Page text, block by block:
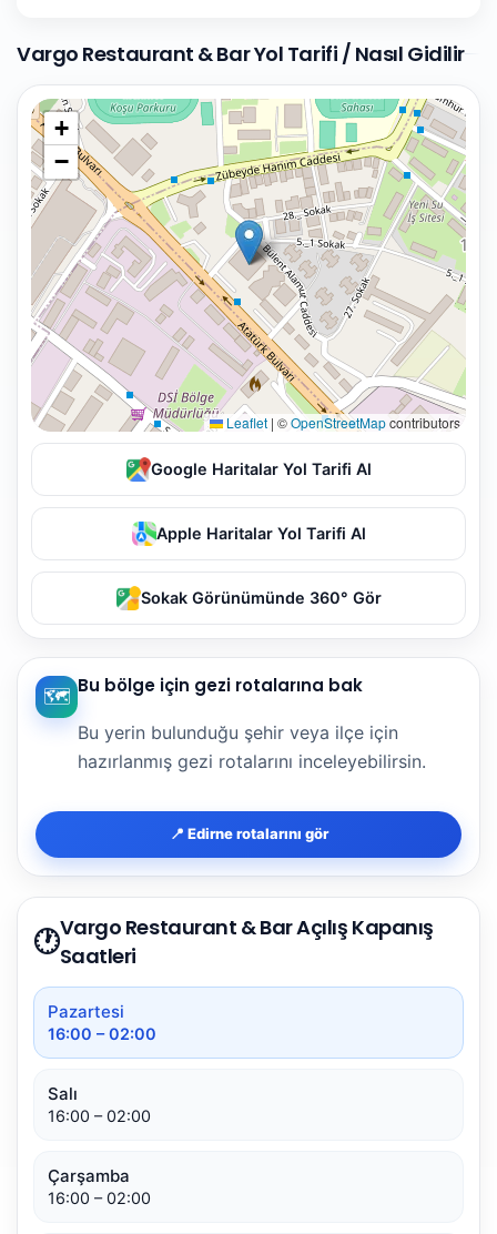
Vargo Restaurant & Bar Yol Tarifi / Nasıl Gidilir
+
−
Leaflet | ©OpenStreetMapcontributors
Google Haritalar Yol Tarifi Al
Apple Haritalar Yol Tarifi Al
Sokak Görünümünde 360° Gör
🗺️ Bu bölge için gezi rotalarına bak
Bu yerin bulunduğu şehir veya ilçe için
hazırlanmış gezi rotalarını inceleyebilirsin.
📍 Edirne rotalarını gör
🕐Vargo Restaurant & Bar Açılış Kapanış
Saatleri
Pazartesi
16:00 – 02:00
Salı
16:00 – 02:00
Çarşamba
16:00 – 02:00